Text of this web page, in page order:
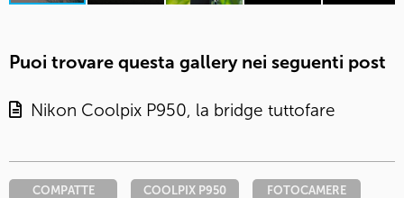
Puoi trovare questa gallery nei seguenti post
Nikon Coolpix P950, la bridge tuttofare
COMPATTE COOLPIX P950 FOTOCAMERE